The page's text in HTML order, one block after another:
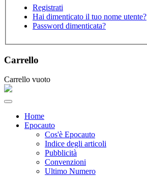
Registrati
Hai dimenticato il tuo nome utente?
Password dimenticata?
Carrello
Carrello vuoto
Home
Epocauto
Cos'è Epocauto
Indice degli articoli
Pubblicità
Convenzioni
Ultimo Numero